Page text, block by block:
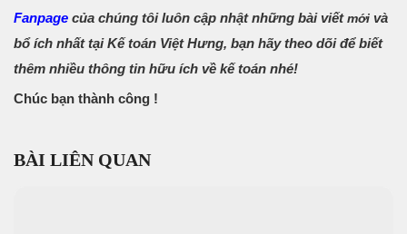
Fanpage của chúng tôi luôn cập nhật những bài viếtmới và
bổ ích nhất tại Kế toán Việt Hưng, bạn hãy theo dõi để biết
thêm nhiều thông tin hữu ích về kế toán nhé!
Chúc bạn thành công !
BÀI LIÊN QUAN